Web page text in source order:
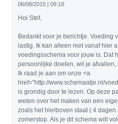
06/08/2015 | 09:18
Hoi Stef,
Bedankt voor je berichtje. Voeding
lastig. Ik kan alleen niet vanaf hier
voedingsschema voor jouw is. Dat
persoonlijke doelen, wil je afvallen,
Ik raad je aan om onze <a
href="http://www.schemaatje.nl/
is grondig door te lezen. Op deze
weten over het maken van een
zoals het hierboven staat ( 4
zomerstop. Als je dit schema wilt